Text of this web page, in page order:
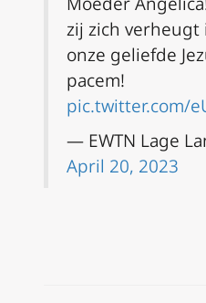
zij zich
onze geliefde
pacem!
pic.twitter.com/
— EWTN Lage
April 20, 2023